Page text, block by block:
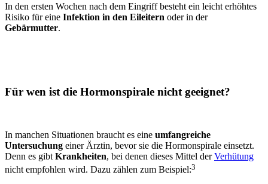
In den ersten Wochen nach dem Eingriff besteht ein leicht erhöhtes
Risiko für eine Infektion in den Eileitern oder in der
Gebärmutter.
Für wen ist die Hormonspirale nicht geeignet?
In manchen Situationen braucht es eine umfangreiche
Untersuchung einer Ärztin, bevor sie die Hormonspirale einsetzt.
Denn es gibt Krankheiten, bei denen dieses Mittel derVerhütung
nicht empfohlen wird. Dazu zählen zum Beispiel:3